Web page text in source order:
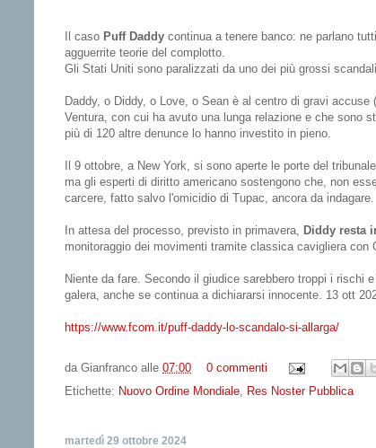
Il caso Puff Daddy continua a tenere banco: ne parlano
agguerrite teorie del complotto.
Gli Stati Uniti sono paralizzati da uno dei più grossi
Daddy, o Diddy, o Love, o Sean è al centro di gravi
Ventura, con cui ha avuto una lunga relazione e che sono
più di 120 altre denunce lo hanno investito in pieno.
Il 9 ottobre, a New York, si sono aperte le porte del
ma gli esperti di diritto americano sostengono che, non
carcere, fatto salvo l'omicidio di Tupac, ancora da indagare.
In attesa del processo, previsto in primavera, Diddy resta
monitoraggio dei movimenti tramite classica cavigliera
Niente da fare. Secondo il giudice sarebbero troppi i rischi
galera, anche se continua a dichiararsi innocente. 13 ott
https://www.fcom.it/puff-daddy-lo-scandalo-si-allarga/
da Gianfranco alle 07:00
0 commenti
Etichette: Nuovo Ordine Mondiale, Res Noster Pubblica
martedì 29 ottobre 2024